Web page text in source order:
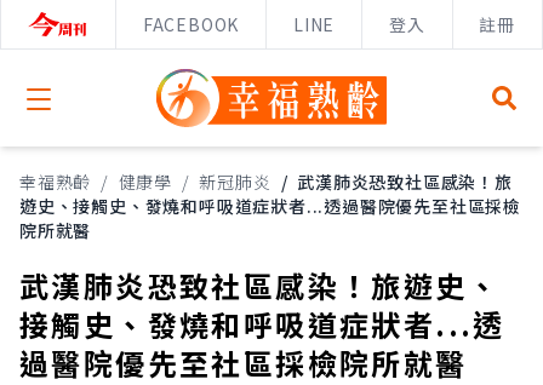
FACEBOOK LINE 登入 註冊
Open menu
幸福熟齡 / 健康學 / 新冠肺炎 / 武漢肺炎恐致社區感染！旅
遊史、接觸史、發燒和呼吸道症狀者...透過醫院優先至社區採檢
院所就醫
武漢肺炎恐致社區感染！旅遊史、
接觸史、發燒和呼吸道症狀者...透
過醫院優先至社區採檢院所就醫